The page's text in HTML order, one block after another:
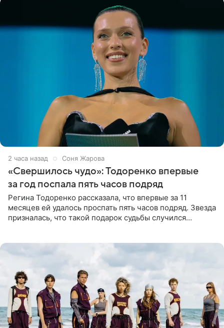
2 часа назад Соня Жарова
«Свершилось чудо»: Тодоренко впервые
за год поспала пять часов подряд
Регина Тодоренко рассказала, что впервые за 11
месяцев ей удалось проспать пять часов подряд. Звезда
призналась, что такой подарок судьбы случился